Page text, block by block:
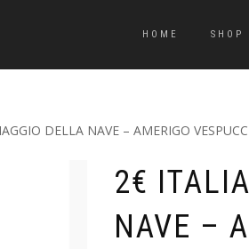
HOME SHOP
DELLA NAVE – AMERIGO
2€
NAVE –